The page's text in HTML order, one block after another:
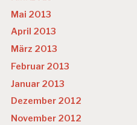
Mai 2013
April 2013
März 2013
Februar 2013
Januar 2013
Dezember 2012
November 2012